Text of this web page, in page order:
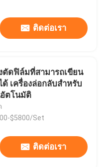
ติดต่อเรา
ตัดฟิล์มที่สามารถเขียน
เครื่องล่อกลับสําหรับ
อัตโนมัติ
$5800/Set
ติดต่อเรา